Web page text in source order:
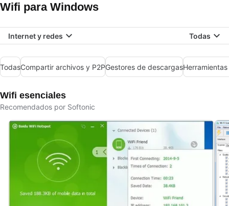
Wifi para Windows
Internet y redes Todas
TodasCompartir archivos y P2PGestores de descargas
Wifi esenciales
Recomendados por Softonic